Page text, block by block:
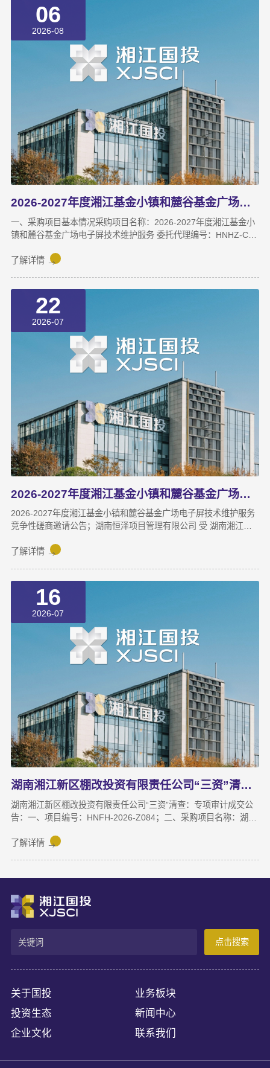
06
2026-08
2026-2027年度湘江基金小镇和麓谷基金广场电子屏技术维护服务成交结果公告
一、采购项目基本情况采购项目名称：2026-2027年度湘江基金小
镇和麓谷基金广场电子屏技术维护服务 委托代理编号：HNHZ-CS-
二、中标（成交）信息成交人名称：湖南山木信息技术有限公司地
216660.00 元
了解详情
22
2026-07
2026-2027年度湘江基金小镇和麓谷基金广场电子屏技术维护服务竞争性磋商邀请公告
2026-2027年度湘江基金小镇和麓谷基金广场电子屏技术维护服务
竞争性磋商邀请公告；湖南恒泽项目管理有限公司 受 湖南湘江新
和麓谷基金广场电子屏技术维护服务 进行竞争性磋商采购，现采用
基金小镇和麓谷基金广场电子屏技术维护服务2.委托代理编号：
HNHZ-CS-20260983.采购项目标的、数量及简要规格描述或项目
基本概况介绍：
了解详情
16
2026-07
湖南湘江新区棚改投资有限责任公司“三资”清查 专项审计成交公告
湖南湘江新区棚改投资有限责任公司“三资”清查：专项审计成交公
告：一、项目编号：HNFH-2026-Z084；二、采购项目名称：湖南
（成交）信息：供应商名称：湖南天鉴联合会计师事务所（普通合
单：陈鹏程（组长）、黄海华、吴常青（业主评委）。
了解详情
点击搜索
关于国投
业务板块
投资生态
新闻中心
企业文化
联系我们